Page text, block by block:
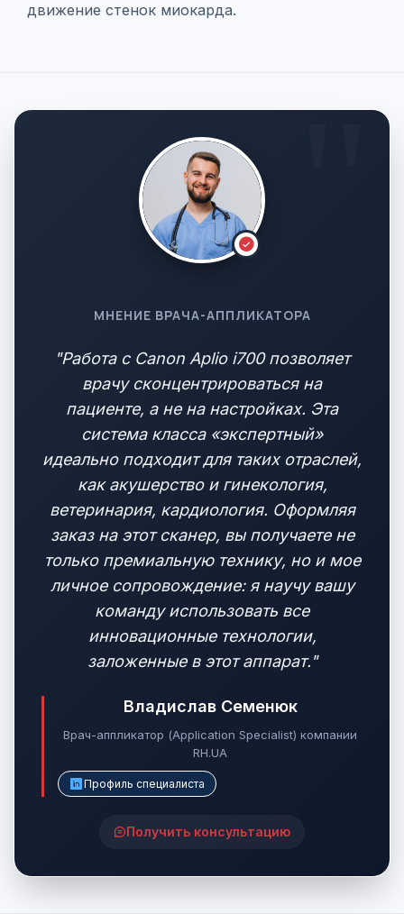
движение стенок миокарда.
МНЕНИЕ ВРАЧА-АППЛИКАТОРА
"Работа с Canon Aplio i700 позволяет
врачу сконцентрироваться на
пациенте, а не на настройках. Эта
система класса «экспертный»
идеально подходит для таких отраслей,
как акушерство и гинекология,
ветеринария, кардиология. Оформляя
заказ на этот сканер, вы получаете не
только премиальную технику, но и мое
личное сопровождение: я научу вашу
команду использовать все
инновационные технологии,
заложенные в этот аппарат."
Владислав Семенюк
Врач-аппликатор (Application Specialist) компании
RH.UA
Профиль специалиста
Получить консультацию